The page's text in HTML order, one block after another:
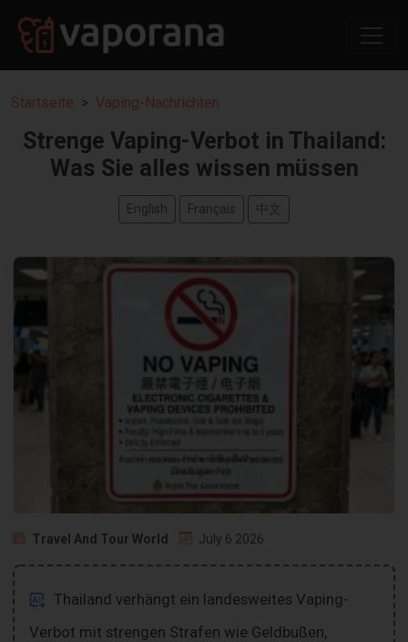
Startseite Vaping-Nachrichten
Strenge Vaping-Verbot in Thailand:
Was Sie alles wissen müssen
English Français 中文
Travel And Tour World July 6 2026
Thailand verhängt ein landesweites Vaping-
Verbot mit strengen Strafen wie Geldbußen,